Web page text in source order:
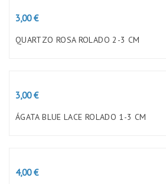
Preço
3,00 €
QUARTZO ROSA ROLADO 2-3 CM
Preço
3,00 €
ÁGATA BLUE LACE ROLADO 1-3 CM
Preço
4,00 €